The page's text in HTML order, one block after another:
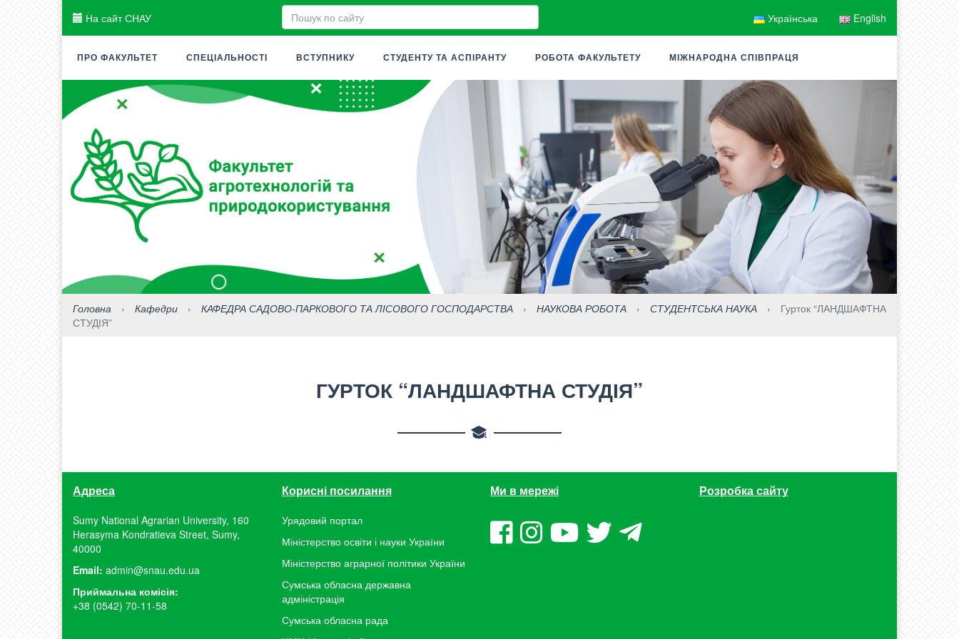
На сайт СНАУ Українська English
ПРО ФАКУЛЬТЕТ СПЕЦІАЛЬНОСТІ ВСТУПНИКУ СТУДЕНТУ ТА АСПІРАНТУ РОБОТА ФАКУЛЬТЕТУ МІЖНАРОДНА СПІВПРАЦЯ
Головна › Кафедри › КАФЕДРА САДОВО-ПАРКОВОГО ТА ЛІСОВОГО ГОСПОДАРСТВА › НАУКОВА РОБОТА › СТУДЕНТСЬКА НАУКА ›
Гурток “ЛАНДШАФТНА
СТУДІЯ”
ГУРТОК “ЛАНДШАФТНА СТУДІЯ”
Адреса
Sumy National Agrarian University, 160
Herasyma Kondratieva Street, Sumy,
40000
Email: admin@snau.edu.ua
Приймальна комісія:
+38 (0542) 70-11-58
Корисні посилання
Урядовий портал
Міністерство освіти і науки України
Міністерство аграрної політики України
Сумська обласна державна
адміністрація
Сумська обласна рада
Ми в мережі Розробка сайту